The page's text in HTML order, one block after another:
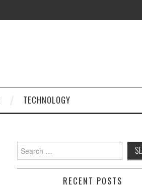
TECHNOLOGY
Search
for:
RECENT POSTS